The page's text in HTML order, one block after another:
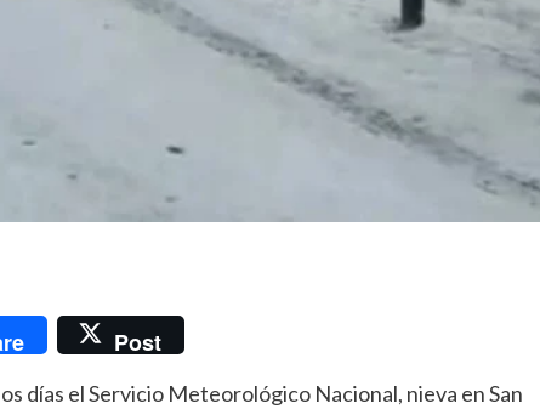
Post
días el Servicio Meteorológico Nacional, nieva en San